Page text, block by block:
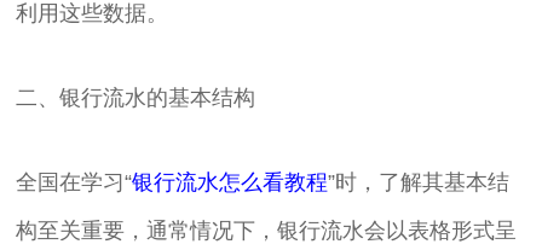
利用这些数据。
二、银行流水的基本结构
全国在学习“银行流水怎么看教程”时，了解其基本结
构至关重要，通常情况下，银行流水会以表格形式呈